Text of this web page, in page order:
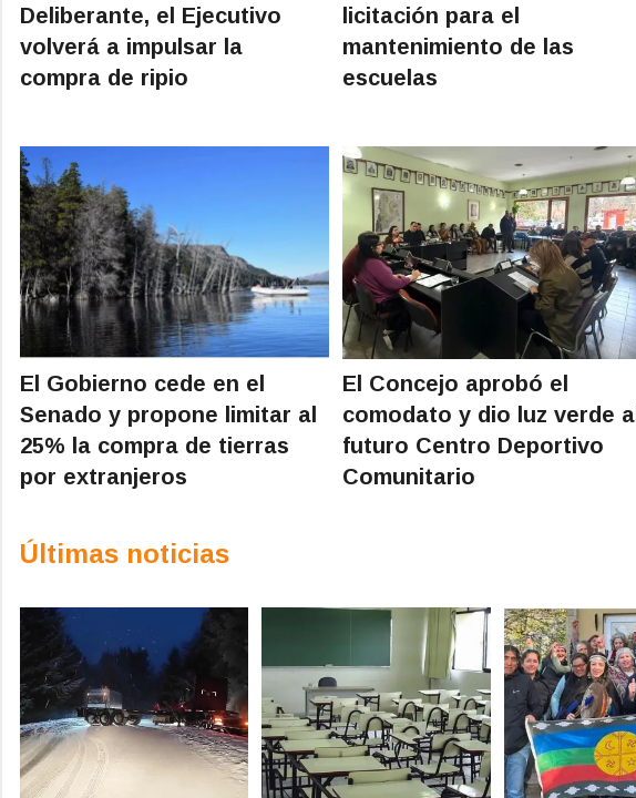
Deliberante, el Ejecutivo
volverá a impulsar la
compra de ripio
licitación para el
mantenimiento de las
escuelas
El Gobierno cede en el
Senado y propone limitar al
25% la compra de tierras
por extranjeros
El Concejo aprobó el
comodato y dio luz verde al
futuro Centro Deportivo
Comunitario
Últimas noticias